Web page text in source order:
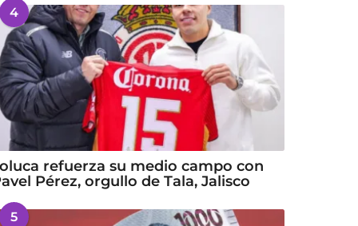
4
refuerza su medio campo con
Pérez, orgullo de Tala, Jalisco
5